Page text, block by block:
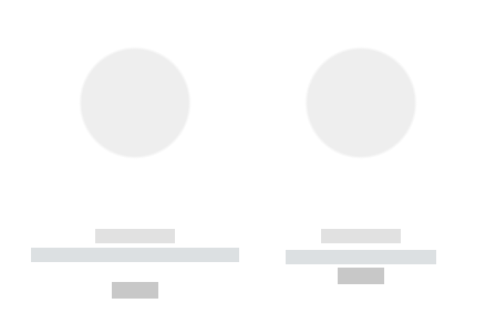
------------
----------- ----------- --------
------------
----------- -----------